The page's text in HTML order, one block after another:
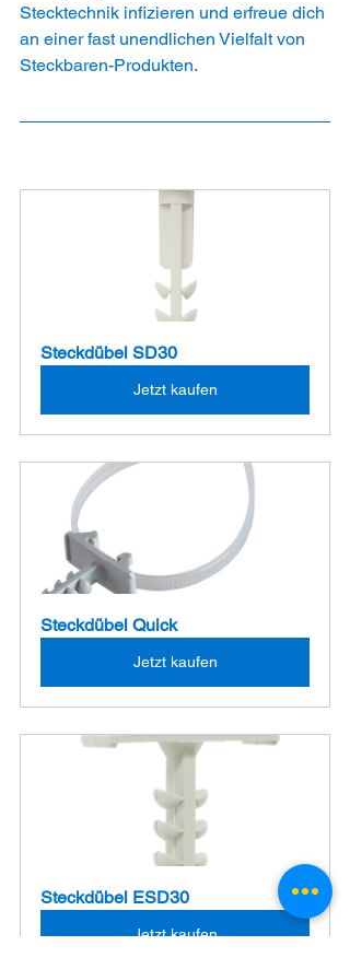
Stecktechnik infizieren und erfreue dich
an einer fast unendlichen Vielfalt von
Steckbaren-Produkten.
Steckdübel SD30
Jetzt kaufen
Steckdübel Quick
Jetzt kaufen
Steckdübel ESD30
Jetzt kaufen